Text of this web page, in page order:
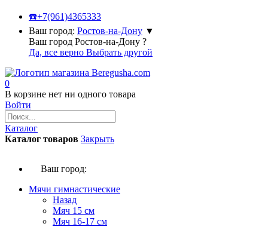
☎️+7(961)4365333
Ваш город: Ростов-на-Дону ▼
Ваш город Ростов-на-Дону ?
Да, все верно Выбрать другой
0
В корзине нет ни одного товара
Войти
Каталог
Каталог товаров Закрыть
Ваш город:
Мячи гимнастические
Назад
Мяч 15 см
Мяч 16-17 см